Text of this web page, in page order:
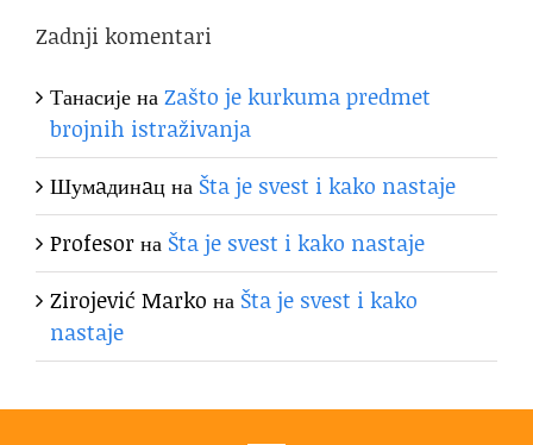
Zadnji komentari
ТанасијенаZašto je kurkuma predmet
brojnih istraživanja
Шумaдинaцна Šta je svest i kako nastaje
Profesorна Šta je svest i kako nastaje
Zirojević Marko на Šta je svest i kako
nastaje